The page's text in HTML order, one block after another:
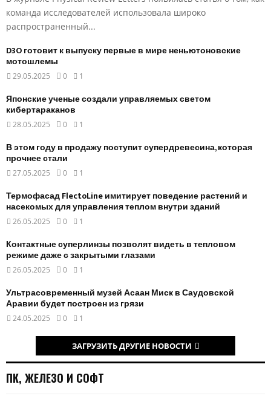
команда исследователей использовала широко
распространенный...
D3O готовит к выпуску первые в мире неньютоновские
мотошлемы
29.05.2025 0 1
Японские ученые создали управляемых светом
кибертараканов
28.05.2025 0 1
В этом году в продажу поступит супердревесина, которая
прочнее стали
27.05.2025 0 1
Термофасад FlectoLine имитирует поведение растений и
насекомых для управления теплом внутри зданий
26.05.2025 0 1
Контактные суперлинзы позволят видеть в тепловом
режиме даже с закрытыми глазами
26.05.2025 0 1
Ультрасовременный музей Асаан Миск в Саудовской
Аравии будет построен из грязи
24.05.2025 0 1
ЗАГРУЗИТЬ ДРУГИЕ НОВОСТИ
ПК, ЖЕЛЕЗО И СОФТ